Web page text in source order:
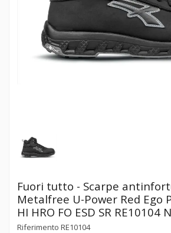
Fuori tutto - Scarpe
Metalfree U-Power Red Ego
HI HRO FO ESD SR RE10104
Riferimento RE10104